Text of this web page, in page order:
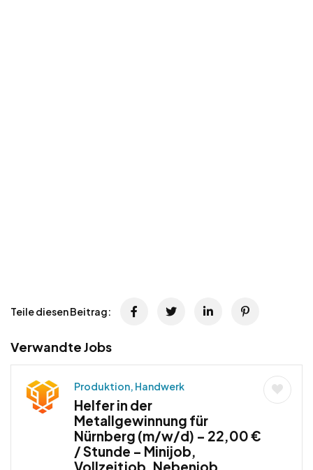
Teile diesen Beitrag:
Verwandte Jobs
Produktion, Handwerk
Helfer in der
Metallgewinnung für
Nürnberg (m/w/d) – 22,00 €
/ Stunde – Minijob,
Vollzeitjob, Nebenjob